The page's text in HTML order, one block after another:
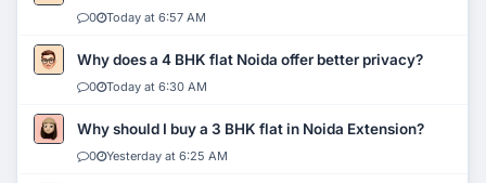
0 Today at 6:57 AM
Why does a 4 BHK flat Noida offer better privacy?
0 Today at 6:30 AM
Why should I buy a 3 BHK flat in Noida Extension?
0 Yesterday at 6:25 AM